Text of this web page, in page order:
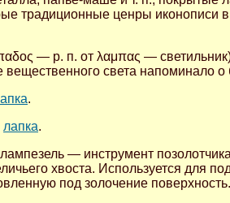
традиционные ценры иконописи
— р. п. от λαμπας —
света напоминало
.
лапка.
— инструмент
хвоста. Используется для
под золочение поверхность.